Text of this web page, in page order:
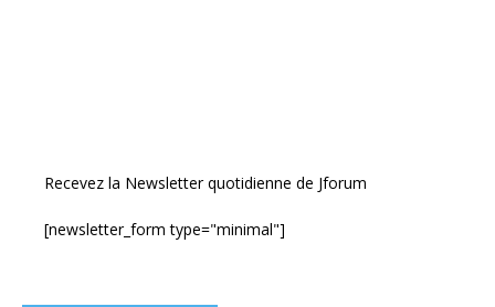
Recevez la Newsletter quotidienne de Jforum
[newsletter_form type="minimal"]